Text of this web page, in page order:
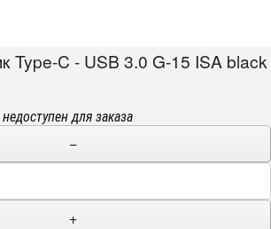
Type-C - USB 3.0 G-15 ISA black
для заказа
−
+